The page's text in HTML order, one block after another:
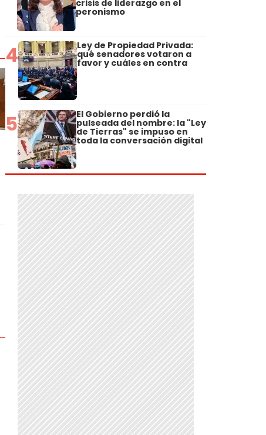
crisis de liderazgo en el
peronismo
4 Ley de Propiedad Privada:
qué senadores votaron a
favor y cuáles en contra
5 El Gobierno perdió la
pulseada del nombre: la "Ley
de Tierras" se impuso en
toda la conversación digital